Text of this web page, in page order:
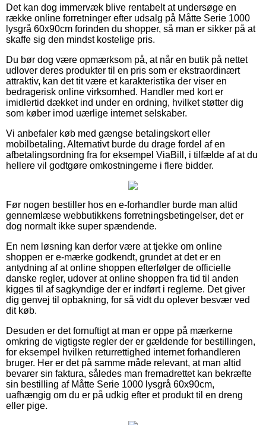
Det kan dog immervæk blive rentabelt at undersøge en
række online forretninger efter udsalg på Måtte Serie 1000
lysgrå 60x90cm forinden du shopper, så man er sikker på at
skaffe sig den mindst kostelige pris.
Du bør dog være opmærksom på, at når en butik på nettet
udlover deres produkter til en pris som er ekstraordinært
attraktiv, kan det tit være et karakteristika der viser en
bedragerisk online virksomhed. Handler med kort er
imidlertid dækket ind under en ordning, hvilket støtter dig
som køber imod uærlige internet selskaber.
Vi anbefaler køb med gængse betalingskort eller
mobilbetaling. Alternativt burde du drage fordel af en
afbetalingsordning fra for eksempel ViaBill, i tilfælde af at du
hellere vil godtgøre omkostningerne i flere bidder.
Før nogen bestiller hos en e-forhandler burde man altid
gennemlæse webbutikkens forretningsbetingelser, det er
dog normalt ikke super spændende.
En nem løsning kan derfor være at tjekke om online
shoppen er e-mærke godkendt, grundet at det er en
antydning af at online shoppen efterfølger de officielle
danske regler, udover at online shoppen fra tid til anden
kigges til af sagkyndige der er indført i reglerne. Det giver
dig genvej til opbakning, for så vidt du oplever besvær ved
dit køb.
Desuden er det fornuftigt at man er oppe på mærkerne
omkring de vigtigste regler der er gældende for bestillingen,
for eksempel hvilken returrettighed internet forhandleren
bruger. Her er det på samme måde relevant, at man altid
bevarer sin faktura, således man fremadrettet kan bekræfte
sin bestilling af Måtte Serie 1000 lysgrå 60x90cm,
uafhængig om du er på udkig efter et produkt til en dreng
eller pige.